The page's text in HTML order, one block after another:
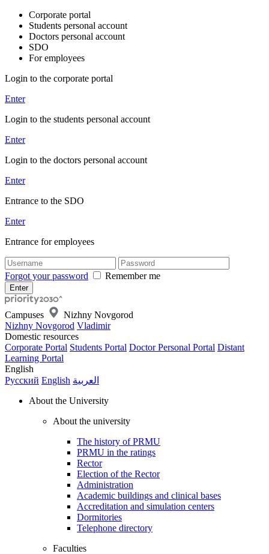
Corporate portal
Students personal account
Doctors personal account
SDO
For employees
Login to the corporate portal
Enter
Login to the students personal account
Enter
Login to the doctors personal account
Enter
Entrance to the SDO
Enter
Entrance for employees
Forgot your password Remember me
Campuses
Nizhny Novgorod
Nizhny Novgorod Vladimir
Domestic resources
Corporate Portal Students Portal Doctor Personal Portal Distant
Learning Portal
English
Русский English العربية
About the University
About the university
The history of PRMU
PRMU in the ratings
Rector
Election of the Rector
Administration
Academic buildings and clinical bases
Accreditation and simulation centers
Dormitories
Telephone directory
Faculties